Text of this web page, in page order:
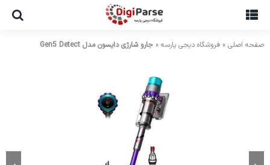
صفحه اصلی » فروشگاه دیجی پارسه » جارو شارژی دایسون مدل Gen5 Detect